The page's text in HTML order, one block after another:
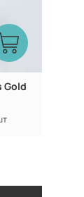
Gold